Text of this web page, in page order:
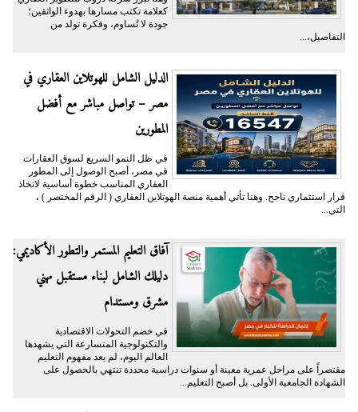
كعلامة تكتب مسارها بهدوء الواثقين؛
جودة لا تُساوم، وفكرة تولد من
التفاصيل،...
الدليل الشامل للهوتلاين العقاري في
مصر – تواصل مباشر مع أفضل
المطورين
في ظل النمو السريع لسوق العقارات
في مصر، أصبح الوصول إلى المطور
العقاري المناسب خطوة أساسية لاتخاذ
قرار استثماري ناجح. وهنا تأتي أهمية منصة الهوتلاين العقاري ( الرقم المختصر ) ،
التي...
آفاق التعليم المستمر والتطور الأكاديمي:
دليلك الشامل لبناء مستقبل مهني
مشرق ومستدام
في خضم التحولات الاقتصادية
والتكنولوجية المتسارعة التي يشهدها
العالم اليوم، لم يعد مفهوم التعليم
مقتصراً على مراحل عمرية معينة أو سنوات دراسية محددة تنتهي بالحصول على
الشهادة الجامعية الأولى. بل أصبح التعليم...